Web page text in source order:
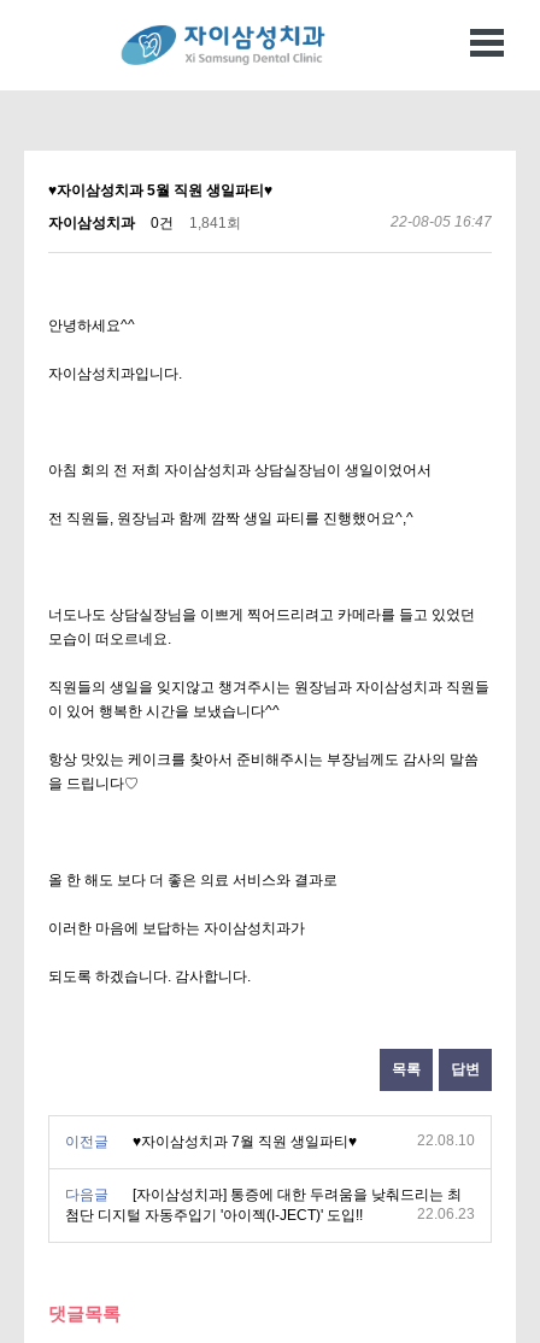
♥자이삼성치과 5월 직원 생일파티♥
자이삼성치과
0건 1,841회 22-08-05 16:47
안녕하세요^^
자이삼성치과입니다.
아침 회의 전 저희 자이삼성치과 상담실장님이 생일이었어서
전 직원들, 원장님과 함께 깜짝 생일 파티를 진행했어요^,^
너도나도 상담실장님을 이쁘게 찍어드리려고 카메라를 들고 있었던
모습이 떠오르네요.
직원들의 생일을 잊지않고 챙겨주시는 원장님과 자이삼성치과 직원들
이 있어 행복한 시간을 보냈습니다^^
항상 맛있는 케이크를 찾아서 준비해주시는 부장님께도 감사의 말씀
을 드립니다♡
올 한 해도 보다 더 좋은 의료 서비스와 결과로
이러한 마음에 보답하는 자이삼성치과가
되도록 하겠습니다. 감사합니다.
목록 답변
이전글 ♥자이삼성치과 7월 직원 생일파티♥ 22.08.10
다음글
[자이삼성치과] 통증에 대한 두려움을 낮춰드리는 최
첨단 디지털 자동주입기 '아이젝(I-JECT)' 도입!!
22.06.23
댓글목록